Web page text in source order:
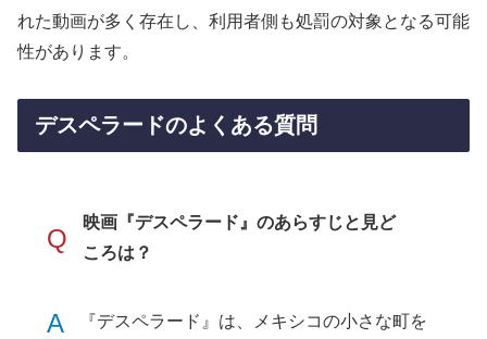
れた動画が多く存在し、利用者側も処罰の対象となる可能
性があります。
デスペラードのよくある質問
Q
映画『デスペラード』のあらすじと見ど
ころは？
A
『デスペラード』は、メキシコの小さな町を